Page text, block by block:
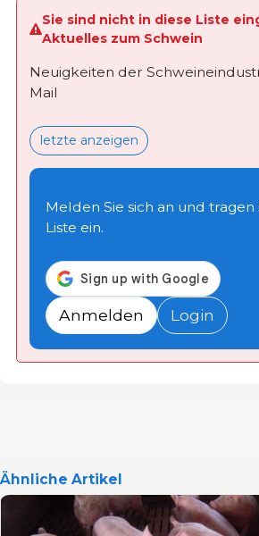
Sie sind nicht in diese Liste
Aktuelles zum Schwein
Neuigkeiten der
Mail
letzte anzeigen
Melden Sie sich an und tragen
Liste ein.
Anmelden Login
Ähnliche Artikel